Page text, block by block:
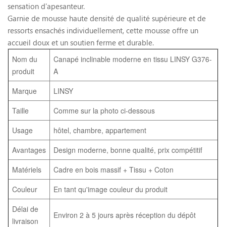
sensation d'apesanteur.
Garnie de mousse haute densité de qualité supérieure et de
ressorts ensachés individuellement, cette mousse offre un
accueil doux et un soutien ferme et durable.
Nom du
produit
Canapé inclinable moderne en tissu LINSY G376-
A
Marque
LINSY
Taille
Comme sur la photo ci-dessous
Usage
hôtel, chambre, appartement
Avantages
Design moderne, bonne qualité, prix compétitif
Matériels
Cadre en bois massif + Tissu + Coton
Couleur
En tant qu'image couleur du produit
Délai de
livraison
Environ 2 à 5 jours après réception du dépôt